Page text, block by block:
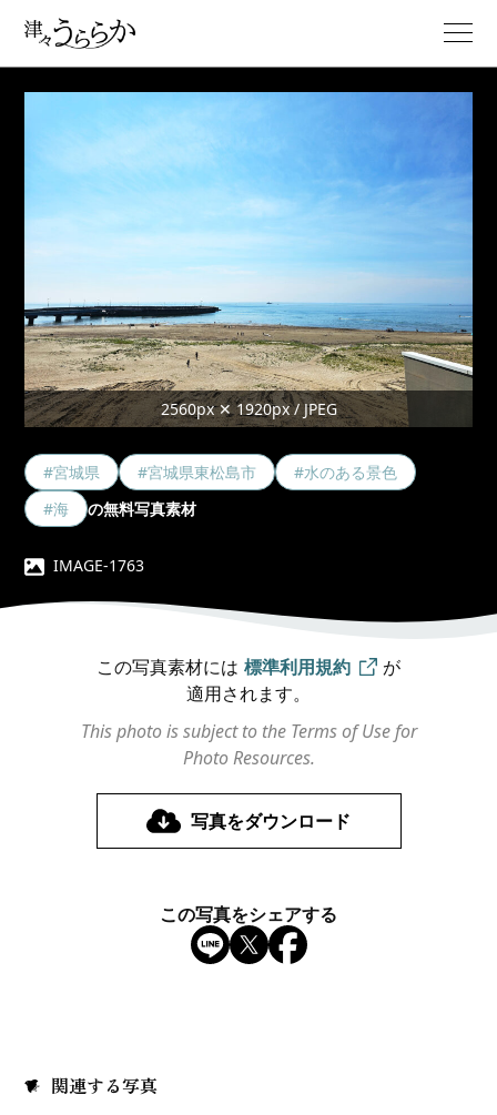
2560px ✕ 1920px / JPEG
#宮城県 #宮城県東松島市
#水のある景色
#海
の無料写真素材
IMAGE-1763
この写真素材には 標準利用規約
が
適用されます。
This photo is subject to the Terms of Use for
Photo Resources.
写真をダウンロード
この写真をシェアする
関連する写真